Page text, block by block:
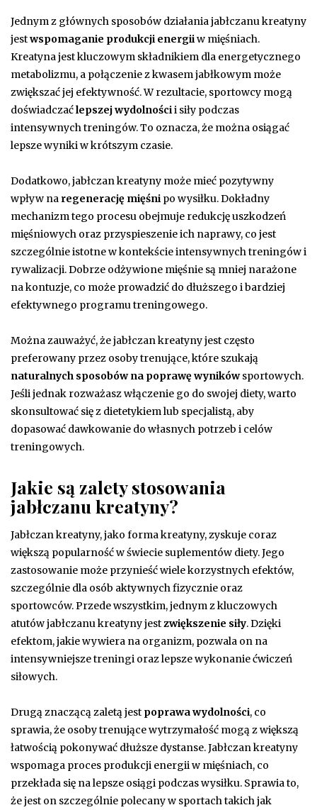
Jednym z głównych sposobów działania jabłczanu kreatyny
jestwspomaganie produkcji energiiw mięśniach.
Kreatyna jest kluczowym składnikiem dla energetycznego
metabolizmu, a połączenie z kwasem jabłkowym może
zwiększać jej efektywność. W rezultacie, sportowcy mogą
doświadczaćlepszej wydolnościi siły podczas
intensywnych treningów. To oznacza, że można osiągać
lepsze wyniki w krótszym czasie.
Dodatkowo, jabłczan kreatyny może mieć pozytywny
wpływ na regenerację mięśni po wysiłku. Dokładny
mechanizm tego procesu obejmuje redukcję uszkodzeń
mięśniowych oraz przyspieszenie ich naprawy, co jest
szczególnie istotne w kontekście intensywnych treningów i
rywalizacji. Dobrze odżywione mięśnie są mniej narażone
na kontuzje, co może prowadzić do dłuższego i bardziej
efektywnego programu treningowego.
Można zauważyć, że jabłczan kreatyny jest często
preferowany przez osoby trenujące, które szukają
naturalnych sposobów na poprawę wynikówsportowych.
Jeśli jednak rozważasz włączenie go do swojej diety, warto
skonsultować się z dietetykiem lub specjalistą, aby
dopasować dawkowanie do własnych potrzeb i celów
treningowych.
Jakie są zalety stosowania
jabłczanu kreatyny?
Jabłczan kreatyny, jako forma kreatyny, zyskuje coraz
większą popularność w świecie suplementów diety. Jego
zastosowanie może przynieść wiele korzystnych efektów,
szczególnie dla osób aktywnych fizycznie oraz
sportowców. Przede wszystkim, jednym z kluczowych
atutów jabłczanu kreatyny jestzwiększenie siły. Dzięki
efektom, jakie wywiera na organizm, pozwala on na
intensywniejsze treningi oraz lepsze wykonanie ćwiczeń
siłowych.
Drugą znaczącą zaletą jest poprawa wydolności, co
sprawia, że osoby trenujące wytrzymałość mogą z większą
łatwością pokonywać dłuższe dystanse. Jabłczan kreatyny
wspomaga proces produkcji energii w mięśniach, co
przekłada się na lepsze osiągi podczas wysiłku. Sprawia to,
że jest on szczególnie polecany w sportach takich jak